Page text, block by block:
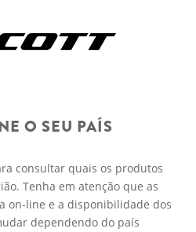
O SEU PAÍS
consultar quais os produtos
Tenha em atenção que as
on-line e a disponibilidade dos
dependendo do país